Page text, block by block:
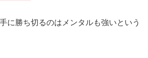
に勝ち切るのはメンタルも強いという